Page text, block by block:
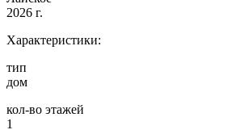
2026 г.
Характеристики:
тип
дом
кол-во этажей
1